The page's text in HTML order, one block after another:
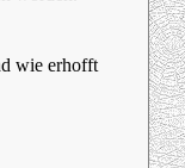
wie erhofft